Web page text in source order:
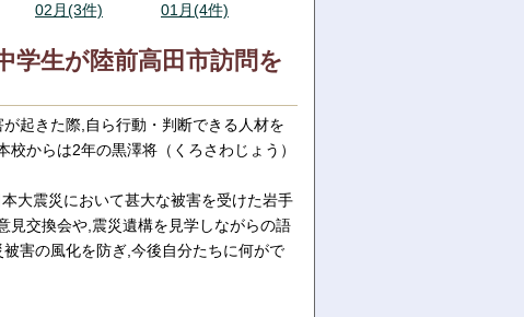
02月(3件) 01月(4件)
学生が陸前高田市訪問を
起きた際,自ら行動・判断できる人材を
からは2年の黒澤将（くろさわじょう）
大震災において甚大な被害を受けた岩手
見交換会や,震災遺構を見学しながらの語
害の風化を防ぎ,今後自分たちに何がで